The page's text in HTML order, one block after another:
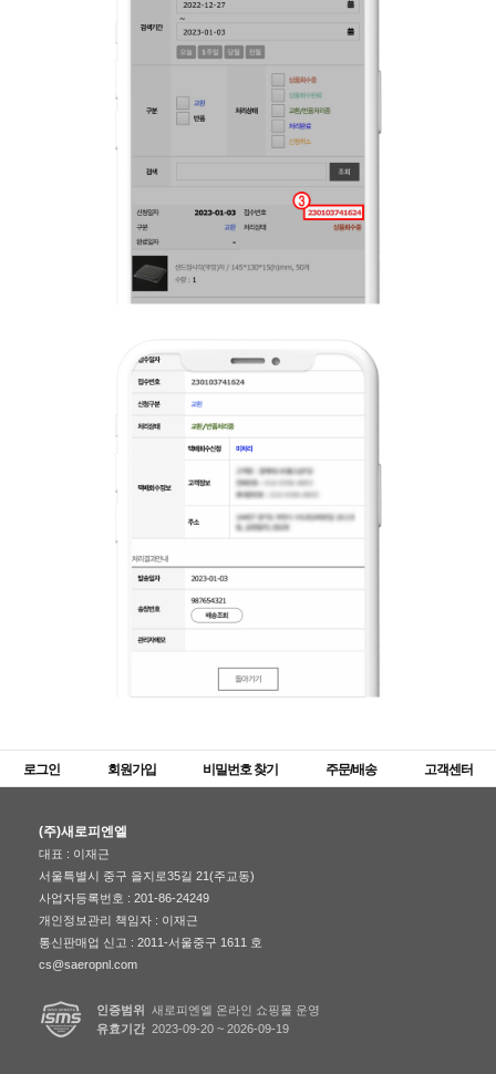
로그인 회원가입 비밀번호 찾기 주문/배송 고객센터
(주)새로피엔엘
대표 : 이재근
서울특별시 중구 을지로35길 21(주교동)
사업자등록번호 : 201-86-24249
개인정보관리 책임자 : 이재근
통신판매업 신고 : 2011-서울중구 1611 호
cs@saeropnl.com
인증범위
새로피엔엘 온라인 쇼핑몰 운영
유효기간 2023-09-20 ~ 2026-09-19